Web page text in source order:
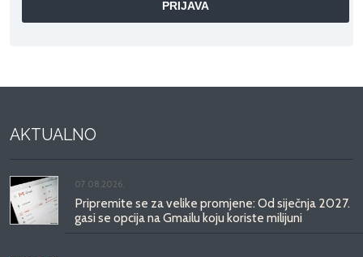
AKTUALNO
07.08.2026.
Pripremite se za velike promjene: Od siječnja 2027.
gasi se opcija na Gmailu koju koriste milijuni